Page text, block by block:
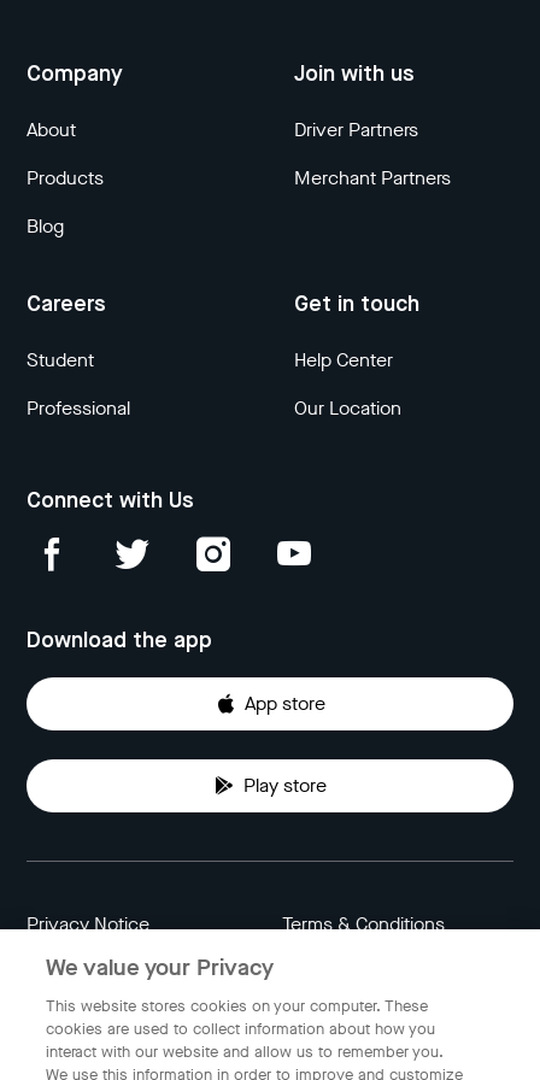
Company
About
Products
Blog
Join with us
Driver Partners
Merchant Partners
Careers
Student
Professional
Get in touch
Help Center
Our Location
Connect with Us
Download the app
App store
Play store
Privacy Notice Terms & Conditions
Data Attribution
Indonesia
We value your Privacy
This website stores cookies on your computer. These
cookies are used to collect information about how you
interact with our website and allow us to remember you.
We use this information in order to improve and customize